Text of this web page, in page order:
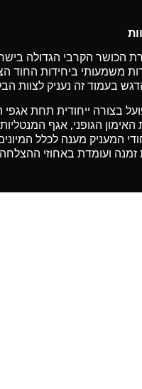
הכושר הקרבי הגדולה
משמעותי ביחידות החוד
בעמוד זה נעניק לצוות
בצורה ייחודית תחת
הגופני, אגף
המעניק מענה לכלל
ועומדת באחוזי ההצלחה